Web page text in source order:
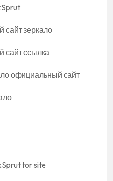
сайт зеркало
сайт ссылка
официальный сайт
tor site